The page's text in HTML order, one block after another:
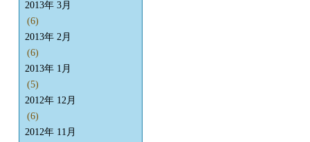
2013年 3月
(6)
2013年 2月
(6)
2013年 1月
(5)
2012年 12月
(6)
2012年 11月